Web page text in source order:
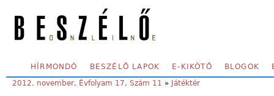
SECONDARY MENU
HÍRMONDÓ BESZÉLŐ LAPOK E-KIKÖTŐ BLOGOK
YOU ARE HERE:
2012. november, Évfolyam 17, Szám 11 » Játéktér